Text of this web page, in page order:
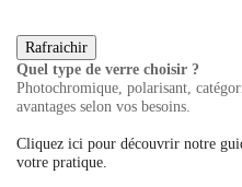
Quel type de verre choisir ?
Photochromique, polarisant,
avantages selon vos besoins.
Cliquez ici pour découvrir notre
votre pratique.